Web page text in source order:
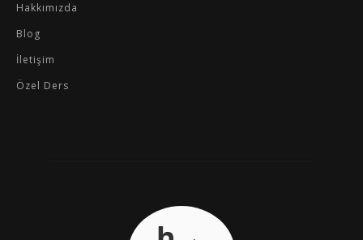
Hakkımızda
Blog
İletişim
Özel Ders